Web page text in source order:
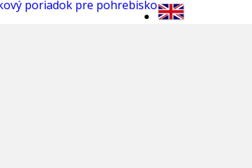
poriadok pre pohrebisko